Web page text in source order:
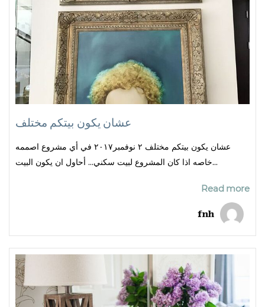
عشان يكون بيتكم مختلف
عشان يكون بيتكم مختلف ٢ نوفمبر٢٠١٧ في أي مشروع اصممه
خاصه اذا كان المشروع لبيت سكني… أحاول ان يكون البيت...
Read more
fnh